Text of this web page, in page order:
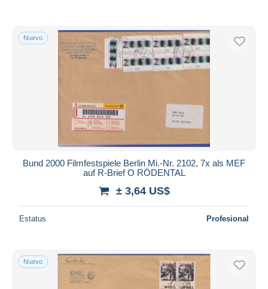
Nuevo
Bund 2000 Filmfestspiele Berlin Mi.-Nr. 2102, 7x als MEF
auf R-Brief O RÖDENTAL
± 3,64 US$
Estatus Profesional
Nuevo